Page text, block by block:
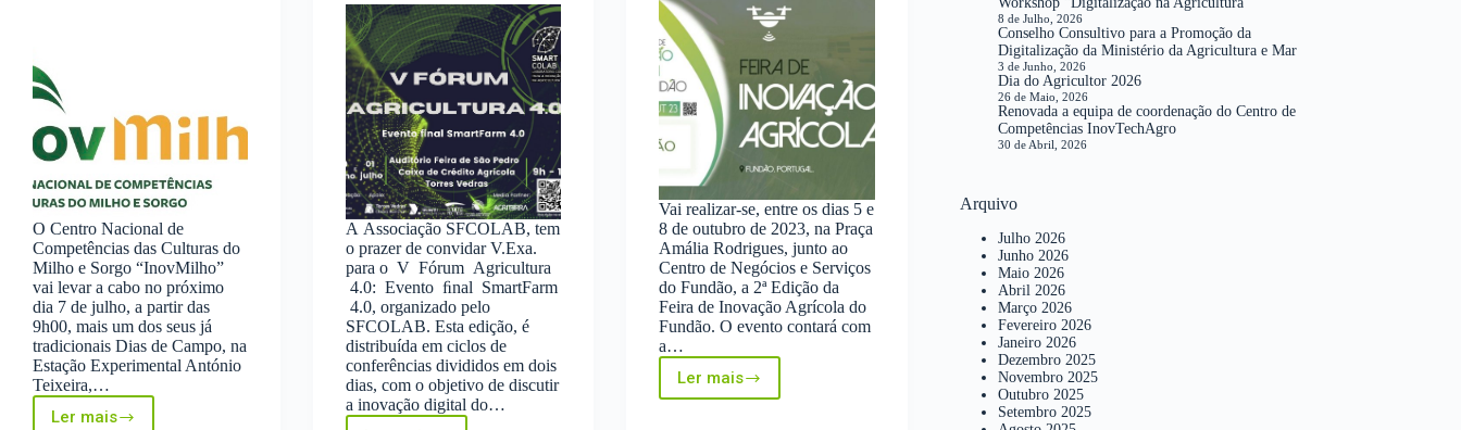
O Centro Nacional de
Competências das Culturas do
Milho e Sorgo “InovMilho”
vai levar a cabo no próximo
dia 7 de julho, a partir das
9h00, mais um dos seus já
tradicionais Dias de Campo, na
Estação Experimental António
Teixeira,…
Ler mais
Dia
A Associação SFCOLAB, tem
o prazer de convidar V.Exa.
para o V Fórum Agricultura
4.0: Evento ﬁnal SmartFarm
4.0, organizado pelo
SFCOLAB. Esta edição, é
distribuída em ciclos de
conferências divididos em dois
dias, com o objetivo de discutir
a inovação digital do…
Vai realizar-se, entre os dias 5 e
8 de outubro de 2023, na Praça
Amália Rodrigues, junto ao
Centro de Negócios e Serviços
do Fundão, a 2ª Edição da
Feira de Inovação Agrícola do
Fundão. O evento contará com
a…
Ler mais
2ª
Edição
8 de Julho, 2026
Conselho Consultivo para a Promoção da
Digitalização da Ministério da Agricultura e Mar
3 de Junho, 2026
Dia do Agricultor 2026
26 de Maio, 2026
Renovada a equipa de coordenação do Centro de
Competências InovTechAgro
30 de Abril, 2026
Arquivo
Julho 2026
Junho 2026
Maio 2026
Abril 2026
Março 2026
Fevereiro 2026
Janeiro 2026
Dezembro 2025
Novembro 2025
Outubro 2025
Setembro 2025